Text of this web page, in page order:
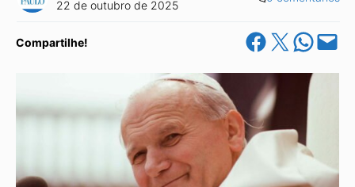
22 de outubro de 2025
Compartilhe! Share on Facebook
Share on X Share on
Email this